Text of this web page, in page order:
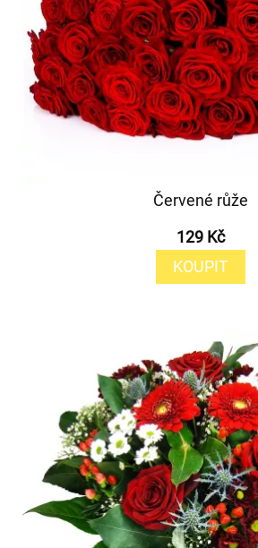
Červené růže
129 Kč
KOUPIT